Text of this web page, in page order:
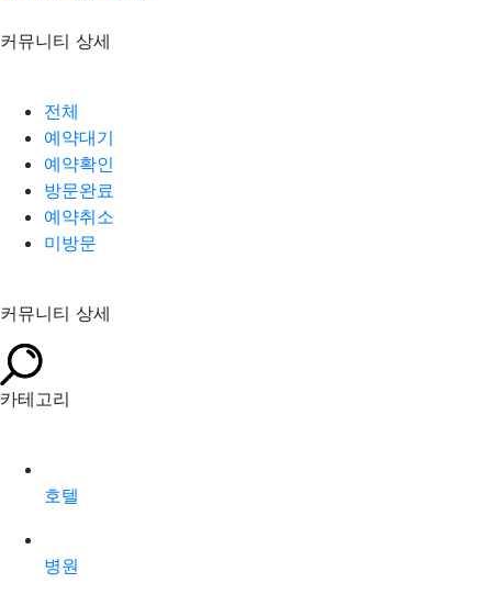
커뮤니티 상세
전체
예약대기
예약확인
방문완료
예약취소
미방문
커뮤니티 상세
카테고리
호텔
병원